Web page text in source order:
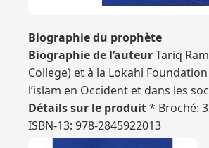
Biographie du prophète
Biographie de l’auteurTariq
College) et à la Lokahi
l’islam en Occident et dans les
Détails sur le produit* Broché:
ISBN-13: 978-2845922013